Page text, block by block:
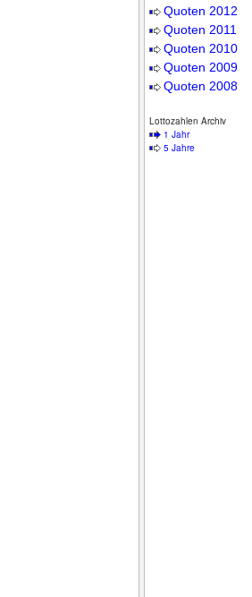
Quoten 2012
Quoten 2011
Quoten 2010
Quoten 2009
Quoten 2008
Lottozahlen Archiv
1 Jahr
5 Jahre